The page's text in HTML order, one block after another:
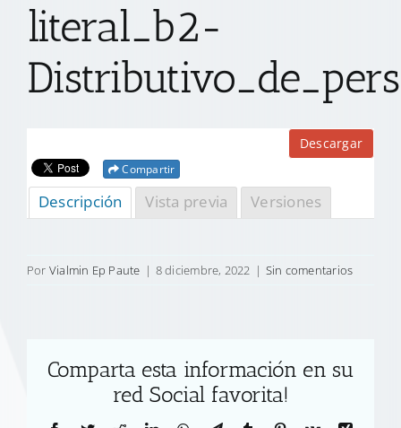
CONTACTO
literal_b2-
Descargar
Compartir
Descripción Vista previa Versiones
Por Vialmin Ep Paute | 8 diciembre, 2022 | Sin comentarios
Comparta esta información en su
red Social favorita!